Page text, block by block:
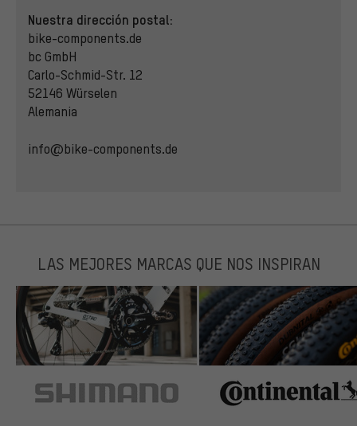
Nuestra dirección postal:
bike-components.de
bc GmbH
Carlo-Schmid-Str. 12
52146 Würselen
Alemania
info@bike-components.de
LAS MEJORES MARCAS QUE NOS INSPIRAN